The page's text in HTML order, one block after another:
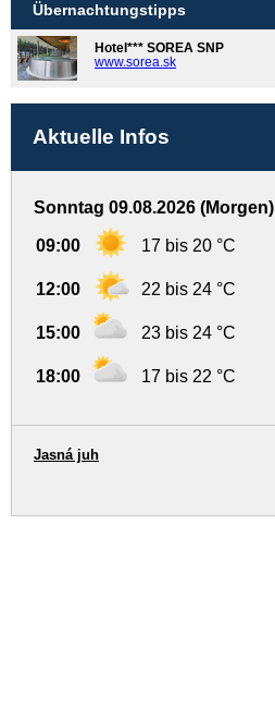
Übernachtungstipps
Hotel*** SOREA SNP
www.sorea.sk
Aktuelle Infos
Sonntag 09.08.2026 (Morgen)
09:00 17 bis 20 °C
12:00 22 bis 24 °C
15:00 23 bis 24 °C
18:00 17 bis 22 °C
Jasná juh